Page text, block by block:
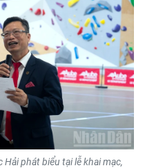
XÃ
phát biểu tại lễ khai mạc,